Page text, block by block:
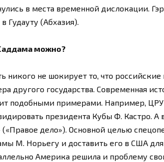
в места временной дислокации.
в Гудауту (Абхазия).
можно?
никого не шокирует то, что
другого государства. Современная
подобными примерами. Например, ЦРУ
президента Кубы Ф. Кастро.
(«Правое дело»). Основной целью
М. Норьегу и доставить его в США
Америка решила и проблему